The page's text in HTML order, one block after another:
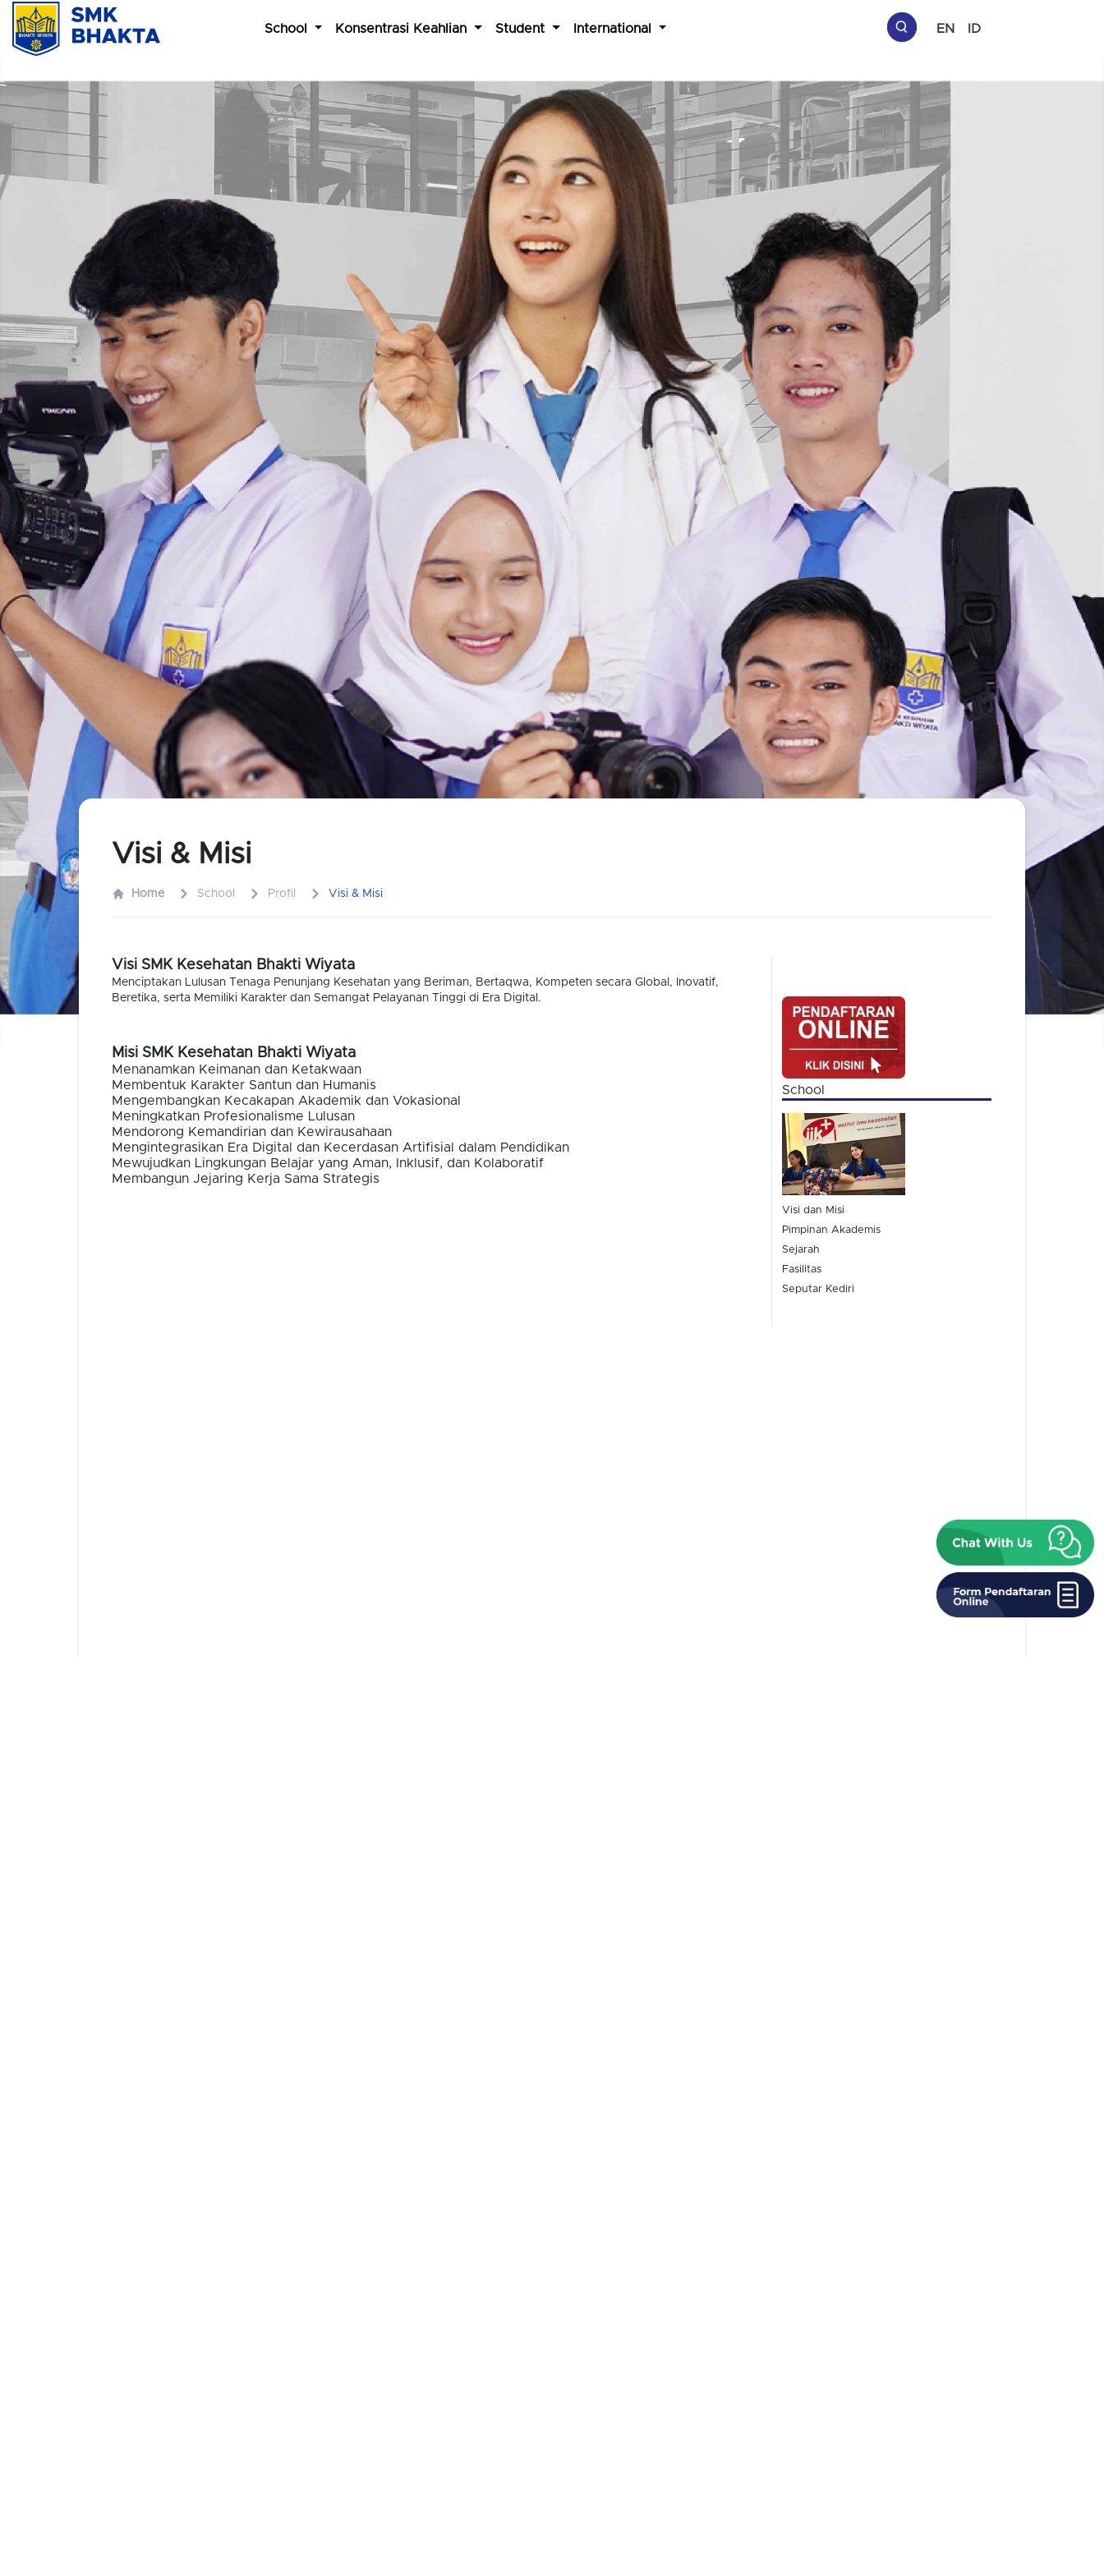
School Konsentrasi Keahlian Student International EN ID
Visi & Misi
Home School Profil Visi & Misi
Visi SMK Kesehatan Bhakti Wiyata
Menciptakan Lulusan Tenaga Penunjang Kesehatan yang Beriman, Bertaqwa, Kompeten secara Global, Inovatif,
Beretika, serta Memiliki Karakter dan Semangat Pelayanan Tinggi di Era Digital.
Misi SMK Kesehatan Bhakti Wiyata
Menanamkan Keimanan dan Ketakwaan
Membentuk Karakter Santun dan Humanis
Mengembangkan Kecakapan Akademik dan Vokasional
Meningkatkan Profesionalisme Lulusan
Mendorong Kemandirian dan Kewirausahaan
Mengintegrasikan Era Digital dan Kecerdasan Artifisial dalam Pendidikan
Mewujudkan Lingkungan Belajar yang Aman, Inklusif, dan Kolaboratif
Membangun Jejaring Kerja Sama Strategis
School
Visi dan Misi
Pimpinan Akademis
Sejarah
Fasilitas
Seputar Kediri